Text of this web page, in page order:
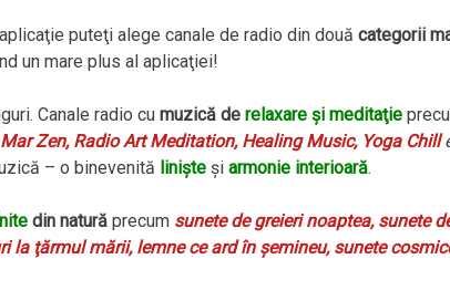
puteţi alege canale de radio din două categorii
un mare plus al aplicaţiei!
Canale radio cu muzică de relaxare şi meditaţie
Zen, Radio Art Meditation, Healing Music, Yoga Chill
– o binevenită linişteşi armonie interioară.
din naturăprecum sunete degreieri noaptea, sunete
la ţărmul mării, lemne ce ard în şemineu, sunete